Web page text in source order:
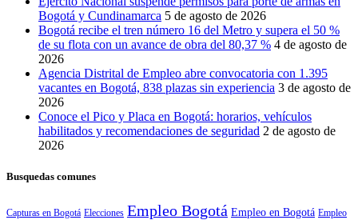
Bogotá y Cundinamarca 5 de agosto de 2026
Bogotá recibe el tren número 16 del Metro y supera el 50 %
de su flota con un avance de obra del 80,37 % 4 de agosto de
2026
Agencia Distrital de Empleo abre convocatoria con 1.395
vacantes en Bogotá, 838 plazas sin experiencia 3 de agosto de
2026
Conoce el Pico y Placa en Bogotá: horarios, vehículos
habilitados y recomendaciones de seguridad 2 de agosto de
2026
Busquedas comunes
Capturas en Bogotá Elecciones Empleo Bogotá Empleo en Bogotá Empleo